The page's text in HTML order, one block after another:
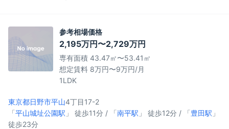
参考相場価格
2,195万円〜2,729万円
専有面積 43.47㎡〜53.41㎡
想定賃料 8万円〜9万円/月
1LDK
東京都日野市平山4丁目17-2
「平山城址公園駅 」 徒歩11分 / 「南平駅 」 徒歩12分 / 「豊田駅 」
徒歩23分